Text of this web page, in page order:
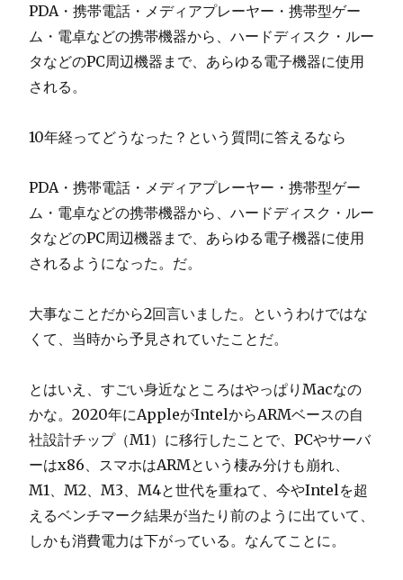
PDA・携帯電話・メディアプレーヤー・携帯型ゲー
ム・電卓などの携帯機器から、ハードディスク・ルー
タなどのPC周辺機器まで、あらゆる電子機器に使用
される。
10年経ってどうなった？という質問に答えるなら
PDA・携帯電話・メディアプレーヤー・携帯型ゲー
ム・電卓などの携帯機器から、ハードディスク・ルー
タなどのPC周辺機器まで、あらゆる電子機器に使用
されるようになった。だ。
大事なことだから2回言いました。というわけではな
くて、当時から予見されていたことだ。
とはいえ、すごい身近なところはやっぱりMacなの
かな。2020年にAppleがIntelからARMベースの自
社設計チップ（M1）に移行したことで、PCやサーバ
ーはx86、スマホはARMという棲み分けも崩れ、
M1、M2、M3、M4と世代を重ねて、今やIntelを超
えるベンチマーク結果が当たり前のように出ていて、
しかも消費電力は下がっている。なんてことに。